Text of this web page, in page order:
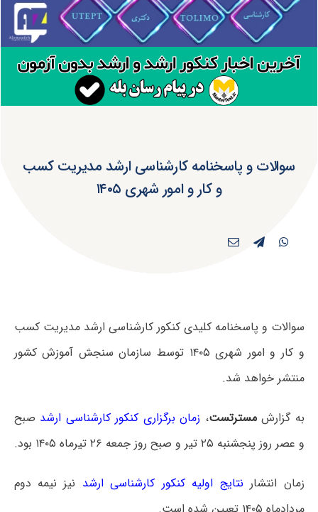
سوالات و پاسخنامه کارشناسی ارشد مدیریت کسب
و کار و امور شهری ۱۴۰۵
سوالات و پاسخنامه کلیدی کنکور کارشناسی ارشد مدیریت کسب
و کار و امور شهری ۱۴۰۵ توسط سازمان سنجش آموزش کشور
منتشر خواهد شد.
به گزارشمسترتست، زمان برگزاری کنکور کارشناسی ارشد صبح
و عصر روز پنجشنبه ۲۵ تیر و صبح روز جمعه ۲۶ تیرماه ۱۴۰۵ بود.
زمان انتشار نتایج اولیه کنکور کارشناسی ارشد نیز نیمه دوم